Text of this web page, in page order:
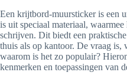
Een krijtbord-muursticker is een
is uit speciaal materiaal,
schrijven. Dit biedt een
thuis als op kantoor. De vraag is,
waarom is het zo populair?
kenmerken en toepassingen van